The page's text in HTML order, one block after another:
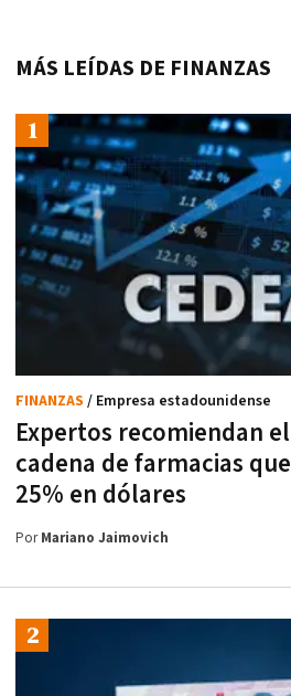
MÁS LEÍDAS DE FINANZAS
Expertos recomiendan el
cadena de farmacias
25% en dólares
FINANZAS / Empresa estadounidense
PorMariano Jaimovich